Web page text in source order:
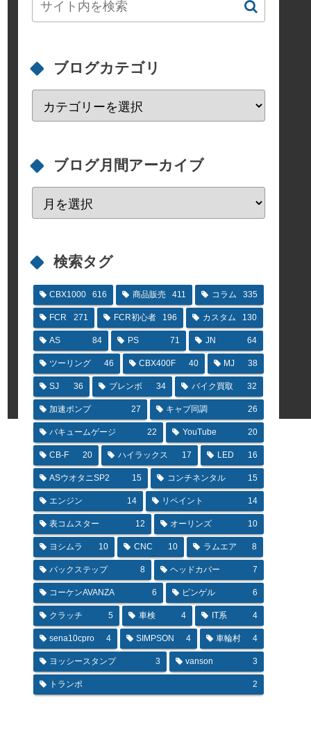
ブログカテゴリ
ブログ月間アーカイブ
検索タグ
CBX1000 616 商品販売 411 コラム 335
FCR 271 FCR初心者 196 カスタム 130
AS 84 PS 71 JN 64
ツーリング 46 CBX400F 40 MJ 38
SJ 36 ブレンボ 34 バイク買取 32
加速ポンプ 27 キャブ同調 26
バキュームゲージ 22 YouTube 20
CB-F 20 ハイラックス 17 LED 16
ASウオタニSP2 15 コンチネンタル 15
エンジン 14 リペイント 14
表コムスター 12 オーリンズ 10
ヨシムラ 10 CNC 10 ラムエア 8
バックステップ 8 ヘッドカバー 7
コーケンAVANZA 6 ピンゲル 6
クラッチ 5 車検 4 IT系 4
sena10cpro 4 SIMPSON 4 車輪村 4
ヨッシースタンプ 3 vanson 3
トランポ 2